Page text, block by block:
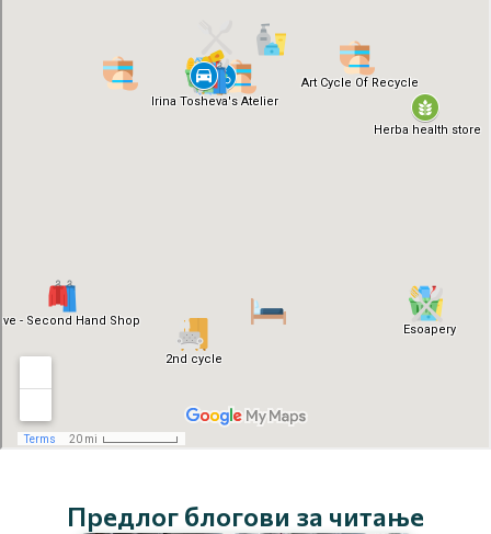
Предлог блогови за читање